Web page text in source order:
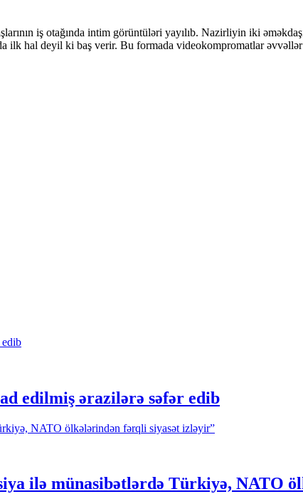
iş otağında intim görüntüləri yayılıb. Nazirliyin iki
ilk hal deyil ki baş verir. Bu formada videokompromatlar
edilmiş ərazilərə səfər edib
ilə münasibətlərdə Türkiyə, NATO